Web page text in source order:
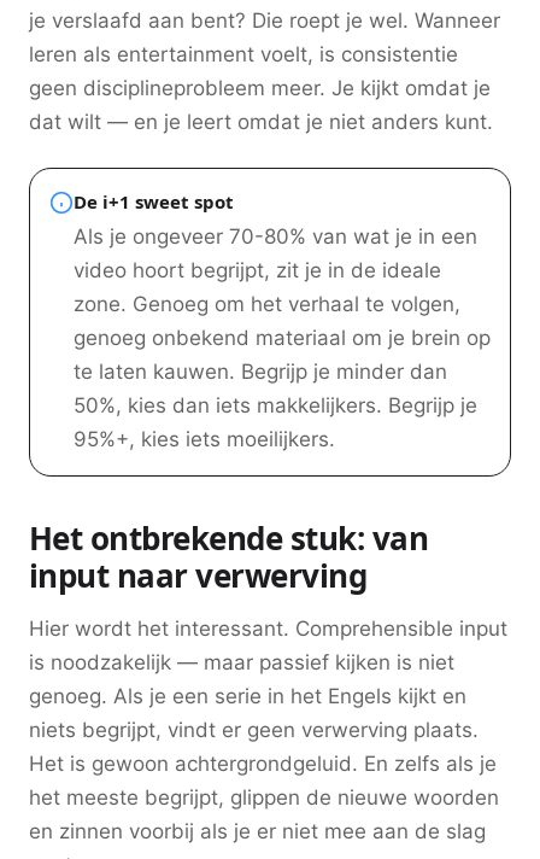
je verslaafd aan bent? Die roept je wel. Wanneer
leren als entertainment voelt, is consistentie
geen disciplineprobleem meer. Je kijkt omdat je
dat wilt — en je leert omdat je niet anders kunt.
De i+1 sweet spot
Als je ongeveer 70-80% van wat je in een
video hoort begrijpt, zit je in de ideale
zone. Genoeg om het verhaal te volgen,
genoeg onbekend materiaal om je brein op
te laten kauwen. Begrijp je minder dan
50%, kies dan iets makkelijkers. Begrijp je
95%+, kies iets moeilijkers.
Het ontbrekende stuk: van
input naar verwerving
Hier wordt het interessant. Comprehensible input
is noodzakelijk — maar passief kijken is niet
genoeg. Als je een serie in het Engels kijkt en
niets begrijpt, vindt er geen verwerving plaats.
Het is gewoon achtergrondgeluid. En zelfs als je
het meeste begrijpt, glippen de nieuwe woorden
en zinnen voorbij als je er niet mee aan de slag